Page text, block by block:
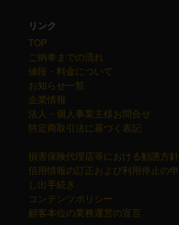
リンク
TOP
ご納車までの流れ
値段・料金について
お知らせ一覧
企業情報
法人・個人事業主様お問合せ
特定商取引法に基づく表記
損害保険代理店等における勧誘方針
信用情報の訂正および利用停止の申
し出手続き
コンテンツポリシー
顧客本位の業務運営の宣言